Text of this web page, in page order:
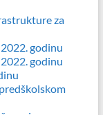
za
godinu
godinu